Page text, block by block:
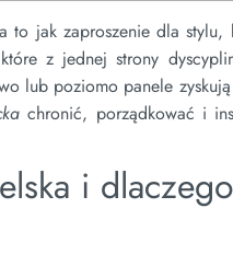
jak zaproszenie dla
z jednej strony
lub poziomo panele
chronić, porządkować i
i